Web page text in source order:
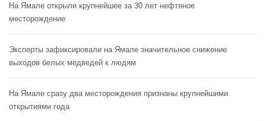
На Ямале открыли крупнейшее за 30 лет нефтяное
месторождение
Эксперты зафиксировали на Ямале значительное снижение
выходов белых медведей к людям
На Ямале сразу два месторождения признаны крупнейшими
открытиями года